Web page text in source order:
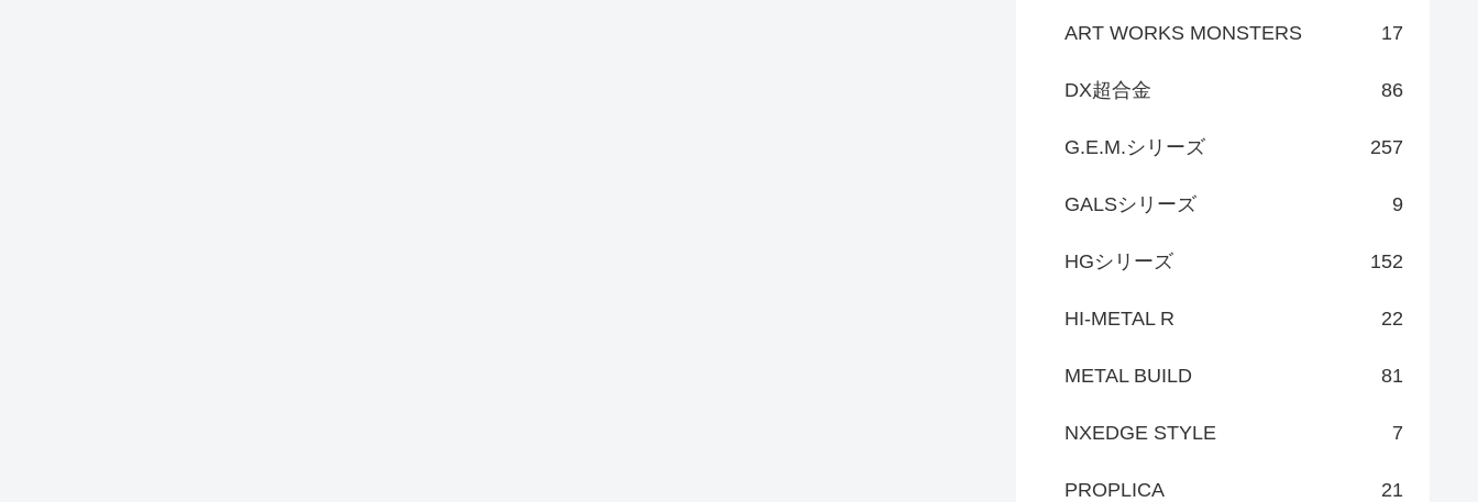
ART WORKS MONSTERS 17
DX超合金 86
G.E.M.シリーズ 257
GALSシリーズ 9
HGシリーズ 152
HI-METAL R 22
METAL BUILD 81
NXEDGE STYLE 7
PROPLICA 21